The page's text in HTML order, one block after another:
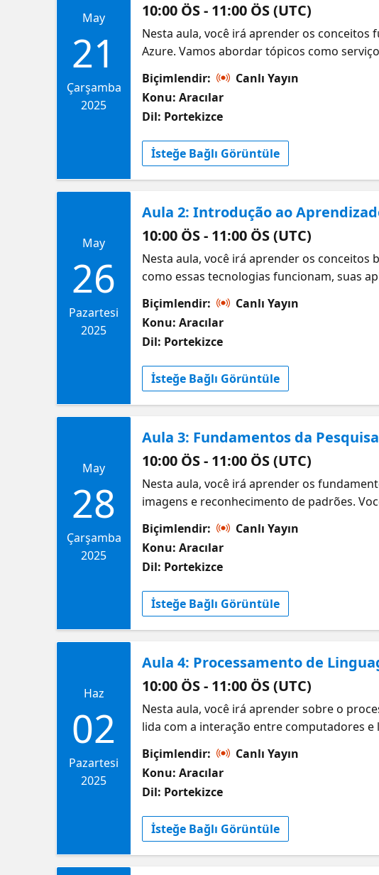
May
21
Çarşamba
2025
10:00 ÖS - 11:00 ÖS (UTC)
Nesta aula, você irá aprender os
Azure. Vamos abordar tópicos como
carreira. Informações e Guia de Estudos
Biçimlendir:
Canlı Yayın
Konu: Aracılar
Dil: Portekizce
İsteğe Bağlı Görüntüle
May
26
Pazartesi
2025
Aula 2: Introdução ao
10:00 ÖS - 11:00 ÖS (UTC)
Nesta aula, você irá aprender os
como essas tecnologias funcionam, suas
básicos da IA do Azure
Biçimlendir:
Canlı Yayın
Konu: Aracılar
Dil: Portekizce
İsteğe Bağlı Görüntüle
May
28
Çarşamba
2025
Aula 3: Fundamentos da
10:00 ÖS - 11:00 ÖS (UTC)
Nesta aula, você irá aprender os
imagens e reconhecimento de padrões.
Informações e Guia de Estudos para o
Biçimlendir:
Canlı Yayın
Konu: Aracılar
Dil: Portekizce
İsteğe Bağlı Görüntüle
Haz
02
Pazartesi
2025
Aula 4: Processamento de
10:00 ÖS - 11:00 ÖS (UTC)
Nesta aula, você irá aprender sobre o
lida com a interação entre computadores e
novas oportunidades para você.
Biçimlendir:
Canlı Yayın
Konu: Aracılar
Dil: Portekizce
İsteğe Bağlı Görüntüle